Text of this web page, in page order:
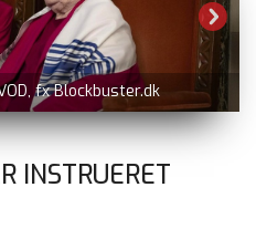
fx Blockbuster.dk
INSTRUERET